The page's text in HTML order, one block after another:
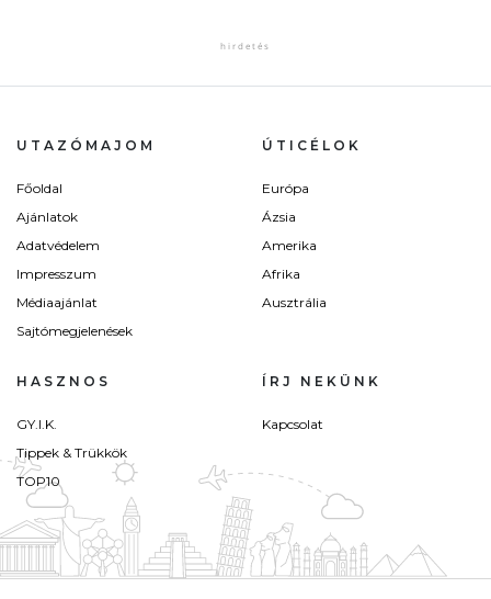
UTAZÓMAJOM
Főoldal
Ajánlatok
Adatvédelem
Impresszum
Médiaajánlat
Sajtómegjelenések
ÚTICÉLOK
Európa
Ázsia
Amerika
Afrika
Ausztrália
HASZNOS
GY.I.K.
Tippek & Trükkök
TOP10
ÍRJ NEKÜNK
Kapcsolat